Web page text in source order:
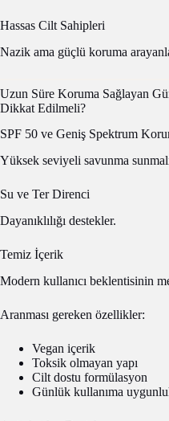
Hassas Cilt Sahipleri
Nazik ama güçlü koruma
Uzun Süre Koruma Sağlayan
Dikkat Edilmeli?
SPF 50 ve Geniş Spektrum
Yüksek seviyeli savunma
Su ve Ter Direnci
Dayanıklılığı destekler.
Temiz İçerik
Modern kullanıcı beklentisinin
Aranması gereken özellikler:
Vegan içerik
Toksik olmayan yapı
Cilt dostu formülasyon
Günlük kullanıma